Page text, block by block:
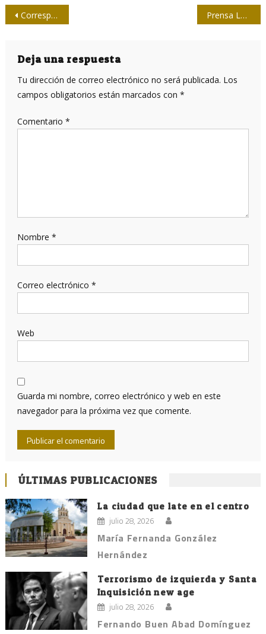
Navegación
entradas
Corresponsales de Guerra: los ojos de Fidel Prensa Latina lamenta deceso de destacado periodista Víctor Carriba
Deja una respuesta
Tu dirección de correo electrónico no será publicada. Los
campos obligatorios están marcados con *
Comentario *
Nombre *
Correo electrónico *
Web
Guarda mi nombre, correo electrónico y web en este
navegador para la próxima vez que comente.
ÚLTIMAS PUBLICACIONES
La ciudad que late en el centro
julio 28, 2026
María Fernanda González
Hernández
Terrorismo de izquierda y Santa
Inquisición new age
julio 28, 2026
Fernando Buen Abad Domínguez